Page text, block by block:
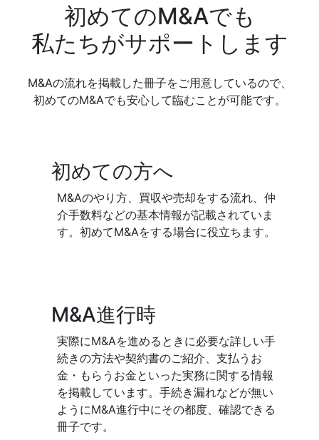
初めてのM&Aでも
私たちがサポートします
M&Aの流れを掲載した冊子をご用意しているので、
初めてのM&Aでも安心して臨むことが可能です。
初めての方へ
M&Aのやり方、買収や売却をする流れ、仲
介手数料などの基本情報が記載されていま
す。初めてM&Aをする場合に役立ちます。
M&A進行時
実際にM&Aを進めるときに必要な詳しい手
続きの方法や契約書のご紹介、支払うお
金・もらうお金といった実務に関する情報
を掲載しています。手続き漏れなどが無い
ようにM&A進行中にその都度、確認できる
冊子です。